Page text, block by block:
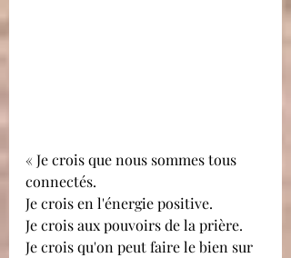
« Je crois que nous sommes tous
connectés.
Je crois en l'énergie positive.
Je crois aux pouvoirs de la prière.
Je crois qu'on peut faire le bien sur